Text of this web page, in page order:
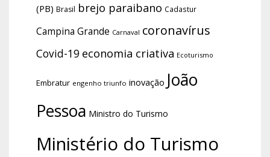
(PB) Brasil brejo paraibano Cadastur
Campina Grande Carnaval coronavírus
Covid-19 economia criativa Ecoturismo
Embratur engenho triunfo inovação João
Pessoa Ministro do Turismo
Ministério do Turismo